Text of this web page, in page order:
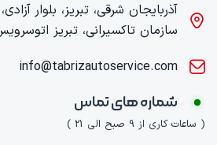
آذربایجان شرقی، تبریز، بلوار
سازمان تاکسیرانی، تبریز
info@tabrizautoservice.com
شماره های تماس
( ساعات کاری از 9 صبح الی 21 )